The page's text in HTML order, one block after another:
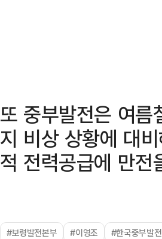
또 중부발전은 여
지 비상 상황에 대
적 전력공급에 만전
#보령발전본부 #이영조 #한국중부발전